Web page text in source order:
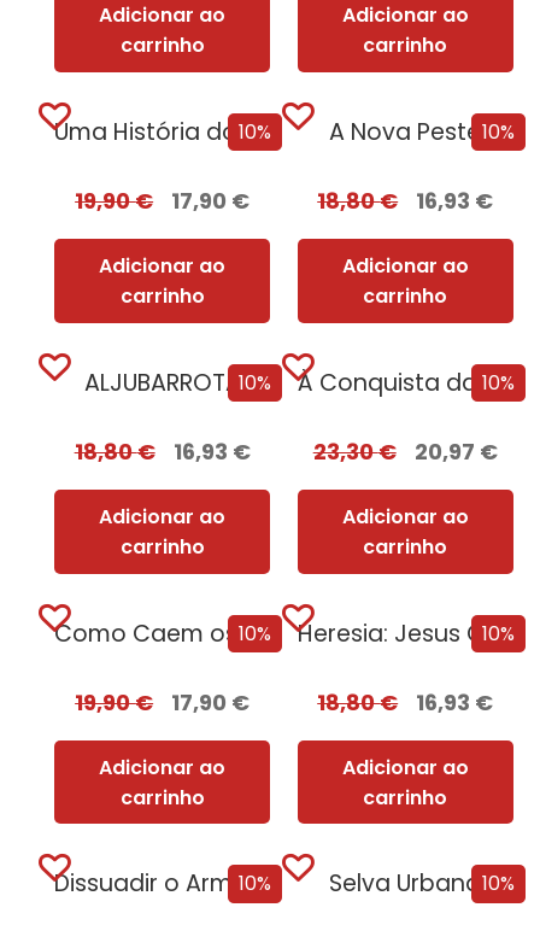
Adicionar ao
carrinho
Adicionar ao
carrinho
10%
Uma História do Mundo em 47 Fronteiras
19,90€ 17,90 €
Adicionar ao
carrinho
10%
A Nova Peste
18,80€ 16,93 €
Adicionar ao
carrinho
10%
ALJUBARROTA
18,80€ 16,93 €
Adicionar ao
carrinho
10%
À Conquista da Paz do Iluminismo à União Europeia [Edição Autografada]
23,30€ 20,97 €
Adicionar ao
carrinho
10%
Como Caem os Tiranos e Como Sobrevivem as Nações
19,90€ 17,90 €
Adicionar ao
carrinho
10%
Heresia: Jesus Cristo e os Outros Filhos de Deus
18,80€ 16,93 €
Adicionar ao
carrinho
10%
Dissuadir o Armagedão: Uma Biografia da NATO 10%
Selva Urbana